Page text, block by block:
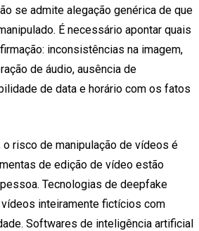
se admite alegação genérica de que
É necessário apontar quais
inconsistências na imagem,
de áudio, ausência de
de data e horário com os fatos
o risco de manipulação de vídeos é
de edição de vídeo estão
Tecnologias de deepfake
inteiramente fictícios com
Softwares de inteligência artificial